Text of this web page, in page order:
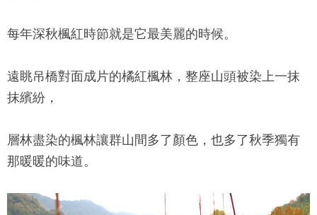
每年深秋楓紅時節就是它最美麗的時候。
遠眺吊橋對面成片的橘紅楓林，整座山頭被染上一抹
抹繽紛，
層林盡染的楓林讓群山間多了顏色，也多了秋季獨有
那暖暖的味道。